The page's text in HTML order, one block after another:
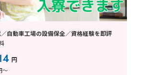
／自動車工場の設備保全／資格経験を即評
円
～